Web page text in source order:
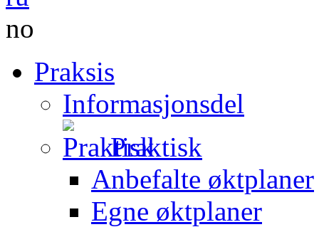
no
Praksis
Informasjonsdel
Praktisk
Anbefalte øktplaner
Egne øktplaner